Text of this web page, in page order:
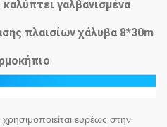
γαλβανισμένα
πλαισίων χάλυβα 8*30m
ευρέως στην